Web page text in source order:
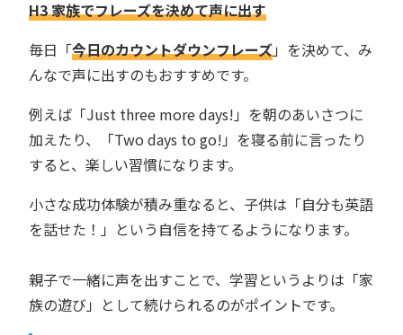
H3 家族でフレーズを決めて声に出す
毎日「今日のカウントダウンフレーズ」を決めて、み
んなで声に出すのもおすすめです。
例えば「Just three more days!」を朝のあいさつに
加えたり、「Two days to go!」を寝る前に言ったり
すると、楽しい習慣になります。
小さな成功体験が積み重なると、子供は「自分も英語
を話せた！」という自信を持てるようになります。
親子で一緒に声を出すことで、学習というよりは「家
族の遊び」として続けられるのがポイントです。